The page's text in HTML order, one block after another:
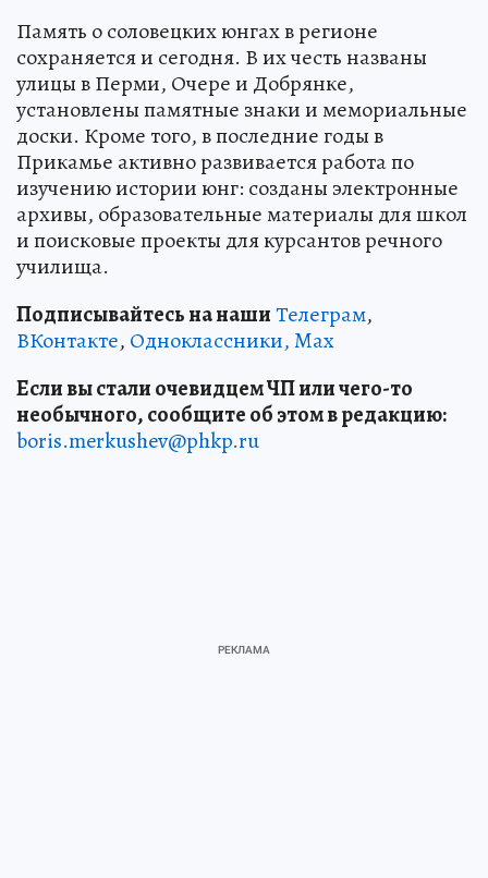
Память о соловецких юнгах в регионе
сохраняется и сегодня. В их честь названы
улицы в Перми, Очере и Добрянке,
установлены памятные знаки и мемориальные
доски. Кроме того, в последние годы в
Прикамье активно развивается работа по
изучению истории юнг: созданы электронные
архивы, образовательные материалы для школ
и поисковые проекты для курсантов речного
училища.
Подписывайтесь на нашиТелеграм,
ВКонтакте, Одноклассники,Max
Если вы стали очевидцем ЧП или чего-то
необычного, сообщите об этом в редакцию:
boris.merkushev@phkp.ru